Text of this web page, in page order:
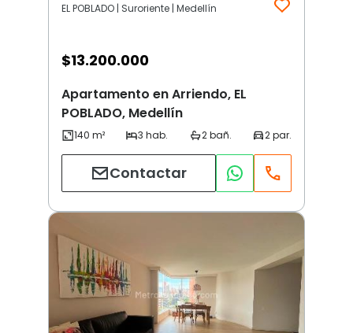
EL POBLADO | Suroriente | Medellín
$13.200.000
Apartamento en Arriendo, EL
POBLADO, Medellín
Contactar